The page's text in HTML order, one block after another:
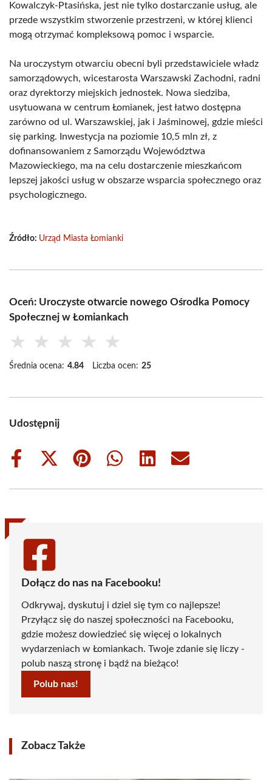
Kowalczyk-Ptasińska, jest nie tylko dostarczanie usług, ale
przede wszystkim stworzenie przestrzeni, w której klienci
mogą otrzymać kompleksową pomoc i wsparcie.
Na uroczystym otwarciu obecni byli przedstawiciele władz
samorządowych, wicestarosta Warszawski Zachodni, radni
oraz dyrektorzy miejskich jednostek. Nowa siedziba,
usytuowana w centrum Łomianek, jest łatwo dostępna
zarówno od ul. Warszawskiej, jak i Jaśminowej, gdzie mieści
się parking. Inwestycja na poziomie 10,5 mln zł, z
dofinansowaniem z Samorządu Województwa
Mazowieckiego, ma na celu dostarczenie mieszkańcom
lepszej jakości usług w obszarze wsparcia społecznego oraz
psychologicznego.
Źródło: Urząd Miasta Łomianki
Oceń: Uroczyste otwarcie nowego Ośrodka Pomocy
Społecznej w Łomiankach
★ ★ ★ ★ ★
Średnia ocena: 4.84 Liczba ocen: 25
Udostępnij
Share
Share
(Twitter)
Share
Share
Share
Share
Dołącz do nas na Facebooku!
Odkrywaj, dyskutuj i dziel się tym co najlepsze!
Przyłącz się do naszej społeczności na Facebooku,
gdzie możesz dowiedzieć się więcej o lokalnych
wydarzeniach w Łomiankach. Twoje zdanie się liczy -
polub naszą stronę i bądź na bieżąco!
Polub nas!
Zobacz Także